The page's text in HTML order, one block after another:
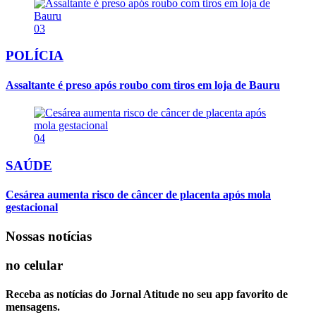
03
POLÍCIA
Assaltante é preso após roubo com tiros em loja de Bauru
04
SAÚDE
Cesárea aumenta risco de câncer de placenta após mola
gestacional
Nossas notícias
no celular
Receba as notícias do Jornal Atitude no seu app favorito de
mensagens.